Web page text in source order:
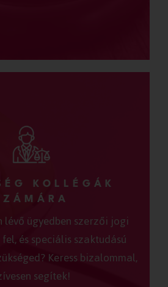
KOLLÉGÁK
ügyedben szerzői jogi
és speciális szaktudású
Keress bizalommal,
segítek!